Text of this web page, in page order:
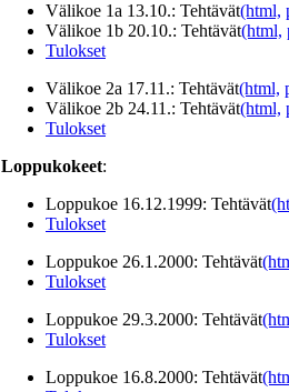
Välikoe 1a 13.10.: Tehtävät(html,
Välikoe 1b 20.10.: Tehtävät(html,
Tulokset
Välikoe 2a 17.11.: Tehtävät(html,
Välikoe 2b 24.11.: Tehtävät(html,
Tulokset
Loppukokeet:
Loppukoe 16.12.1999: Tehtävät
Tulokset
Loppukoe 26.1.2000: Tehtävät
Tulokset
Loppukoe 29.3.2000: Tehtävät
Tulokset
Loppukoe 16.8.2000: Tehtävät